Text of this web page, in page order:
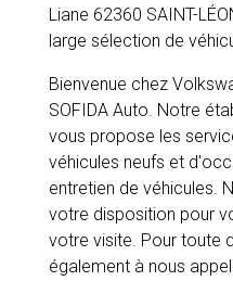
Liane 62360 SAINT-
large sélection de
Bienvenue chez
SOFIDA Auto. Notre
vous propose les
véhicules neufs et
entretien de véhicules.
votre disposition pour
votre visite. Pour toute
également à nous